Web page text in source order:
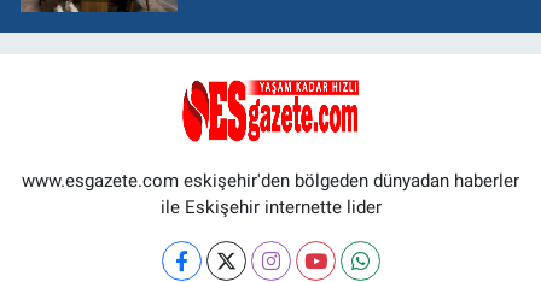
www.esgazete.com eskişehir'den bölgeden dünyadan haberler
ile Eskişehir internette lider